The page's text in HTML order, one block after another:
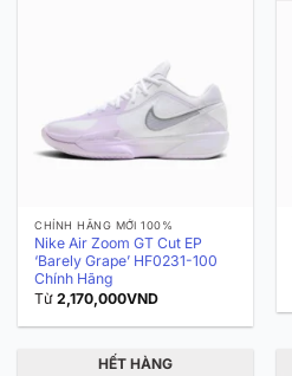
CHÍNH HÃNG MỚI 100%
Nike Air Zoom GT Cut EP
‘Barely Grape’ HF0231-100
Chính Hãng
Từ2,170,000VND
HẾT HÀNG